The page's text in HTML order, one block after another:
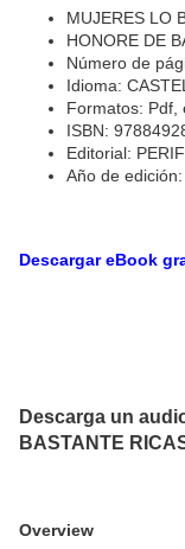
MUJERES LO
HONORE DE
Número de
Idioma:
Formatos: Pdf,
ISBN:
Editorial:
Año de
Descargar eBook
Descarga un
BASTANTE
Overview